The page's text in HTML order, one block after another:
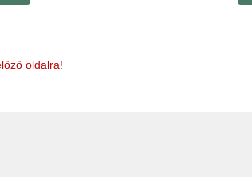
oldalra!